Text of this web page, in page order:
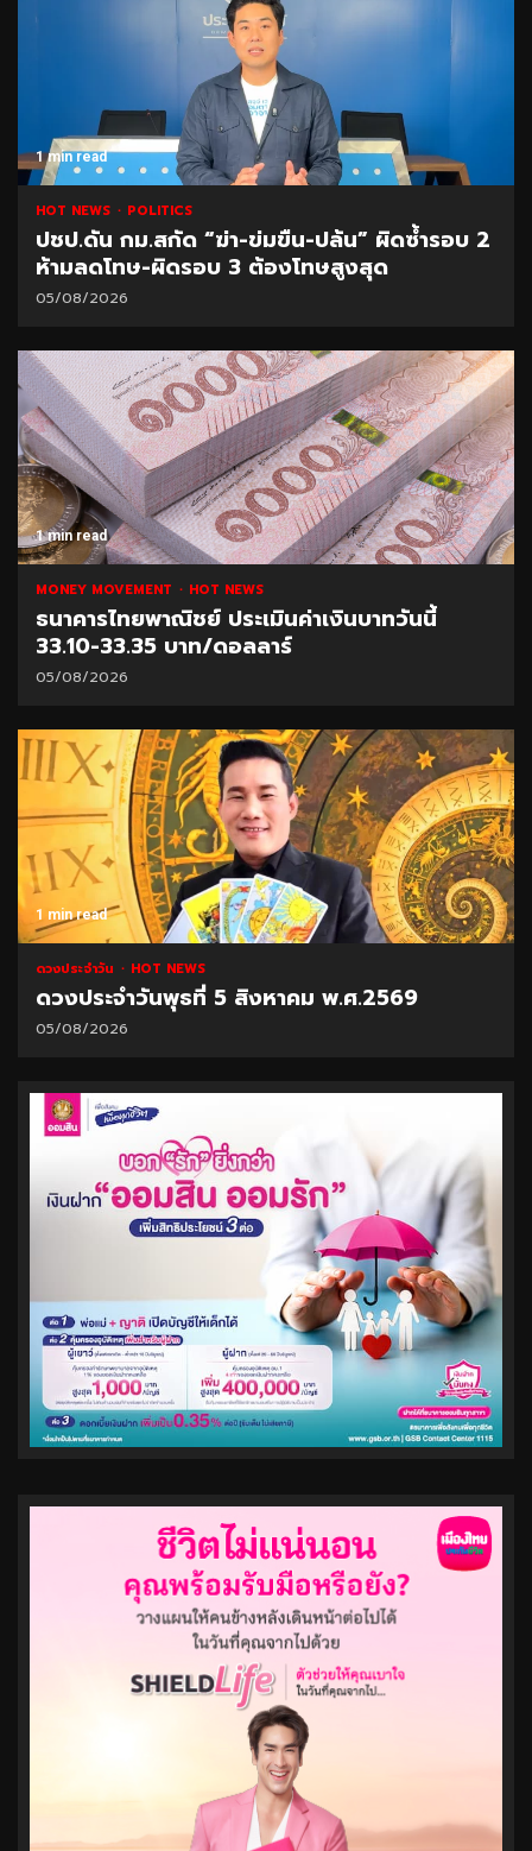
1 min read
HOT NEWS POLITICS
ปชป.ดัน กม.สกัด “ฆ่า-ข่มขืน-ปล้น” ผิดซ้ำรอบ 2
ห้ามลดโทษ-ผิดรอบ 3 ต้องโทษสูงสุด
05/08/2026
1 min read
MONEY MOVEMENT HOT NEWS
ธนาคารไทยพาณิชย์ ประเมินค่าเงินบาทวันนี้
33.10-33.35 บาท/ดอลลาร์
05/08/2026
1 min read
ดวงประจำวัน HOT NEWS
ดวงประจำวันพุธที่ 5 สิงหาคม พ.ศ.2569
05/08/2026